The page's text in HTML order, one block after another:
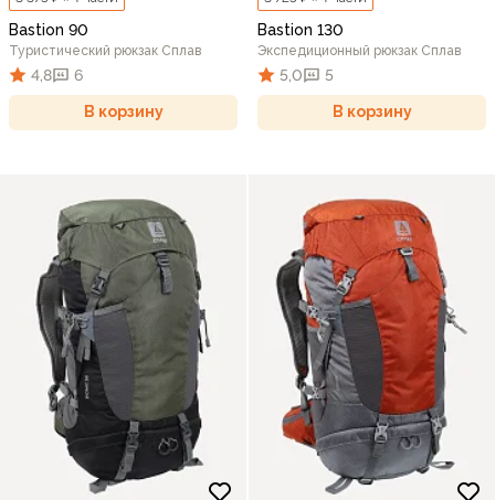
Bastion 90
Туристический рюкзак Сплав
4,8 6
В корзину
Bastion 130
Экспедиционный рюкзак Сплав
5,0 5
В корзину